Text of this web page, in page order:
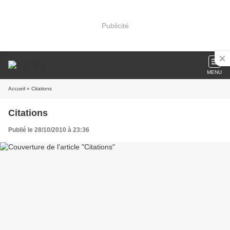
Publicité
MENU
Accueil » Citations
Citations
Publié le 28/10/2010 à 23:36